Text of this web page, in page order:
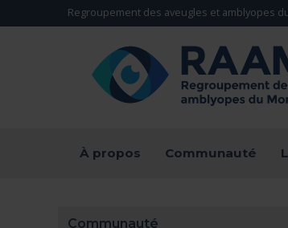
Aller directement au contenu
Regroupement des aveugles et amblyopes
À propos Communauté
Communauté